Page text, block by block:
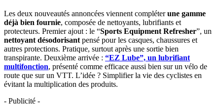
Les deux nouveautés annoncées viennent compléterune gamme
déjà bien fournie, composée de nettoyants, lubrifiants et
protecteurs. Premier ajout : le “Sports Equipment Refresher”, un
nettoyant désodorisantpensé pour les casques, chaussures et
autres protections. Pratique, surtout après une sortie bien
transpirante. Deuxième arrivée : “EZ Lube”, un lubrifiant
multifonction, présenté comme efficace aussi bien sur un vélo de
route que sur un VTT. L’idée ? Simplifier la vie des cyclistes en
évitant la multiplication des produits.
- Publicité -